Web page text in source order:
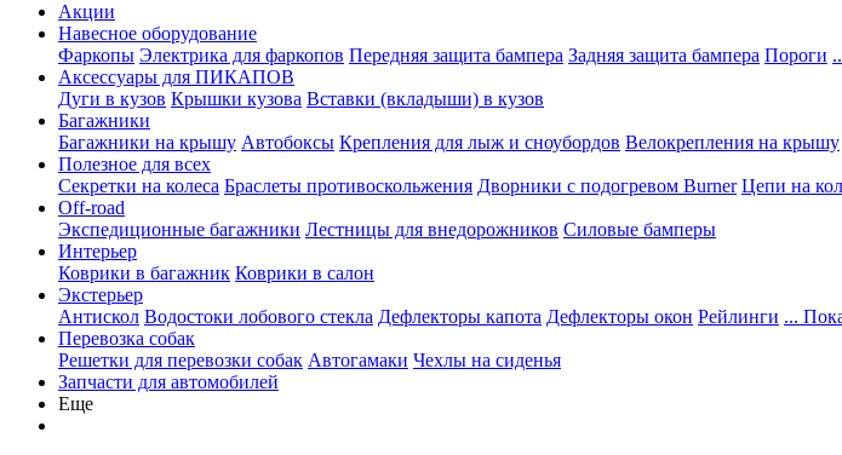
Акции
Навесное оборудование
Фаркопы Электрика для фаркопов Передняя защита бампера Задняя защита бампера Пороги
Аксессуары для ПИКАПОВ
Дуги в кузов Крышки кузова Вставки (вкладыши) в кузов
Багажники
Багажники на крышу Автобоксы Крепления для лыж и сноубордов Велокрепления на крышу
Полезное для всех
Секретки на колеса Браслеты противоскольжения Дворники с подогревом Burner Цепи на
Off-road
Экспедиционные багажники Лестницы для внедорожников Силовые бамперы
Интерьер
Коврики в багажник Коврики в салон
Экстерьер
Антискол Водостоки лобового стекла Дефлекторы капота Дефлекторы окон Рейлинги ...
Перевозка собак
Решетки для перевозки собак Автогамаки Чехлы на сиденья
Запчасти для автомобилей
Еще